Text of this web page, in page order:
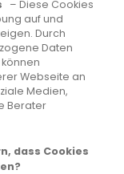
– Diese Cookies
auf und
Durch
Daten
Webseite an
Medien,
Berater
dass Cookies